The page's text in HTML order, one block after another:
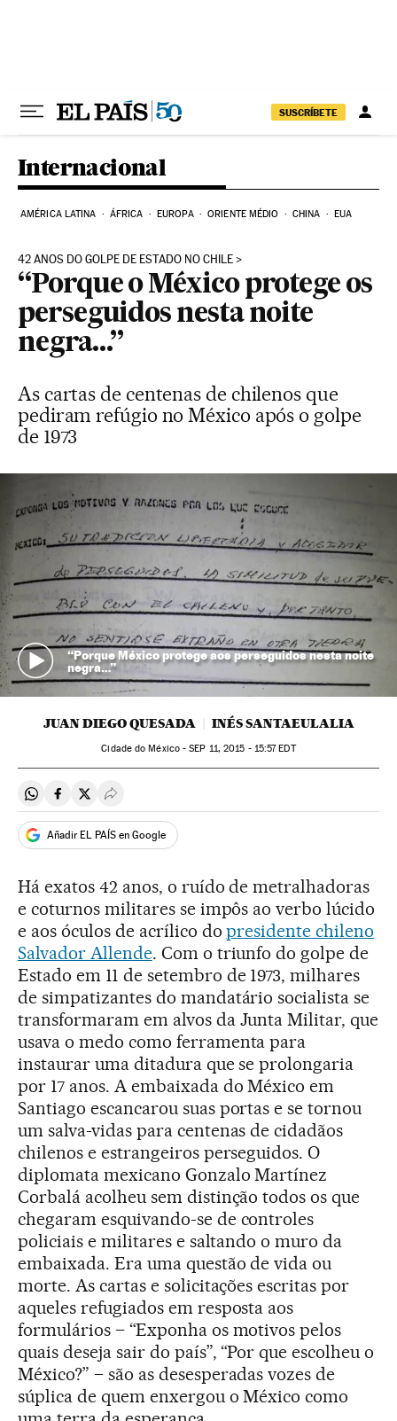
SUSCRÍBETE
Internacional
AMÉRICA LATINA ÁFRICA EUROPA ORIENTE MÉDIO CHINA EUA
42 ANOS DO GOLPE DE ESTADO NO CHILE
“Porque o México protege os
perseguidos nesta noite
negra…”
As cartas de centenas de chilenos que
pediram refúgio no México após o golpe
de 1973
“Porque México protege aos perseguidos nesta noite
negra…”
JUAN DIEGO QUESADA INÉS SANTAEULALIA
Cidade do México -SEP 11, 2015 - 15:57EDT
Compartir en Whatsapp
Compartir en Facebook
Compartir en Twitter
Desplegar Redes Sociales
Añadir EL PAÍS en Google
Há exatos 42 anos, o ruído de metralhadoras
e coturnos militares se impôs ao verbo lúcido
e aos óculos de acrílico dopresidente chileno
Salvador Allende. Com o triunfo do golpe de
Estado em 11 de setembro de 1973, milhares
de simpatizantes do mandatário socialista se
transformaram em alvos da Junta Militar, que
usava o medo como ferramenta para
instaurar uma ditadura que se prolongaria
por 17 anos. A embaixada do México em
Santiago escancarou suas portas e se tornou
um salva-vidas para centenas de cidadãos
chilenos e estrangeiros perseguidos. O
diplomata mexicano Gonzalo Martínez
Corbalá acolheu sem distinção todos os que
chegaram esquivando-se de controles
policiais e militares e saltando o muro da
embaixada. Era uma questão de vida ou
morte. As cartas e solicitações escritas por
aqueles refugiados em resposta aos
formulários – “Exponha os motivos pelos
quais deseja sair do país”, “Por que escolheu o
México?” – são as desesperadas vozes de
súplica de quem enxergou o México como